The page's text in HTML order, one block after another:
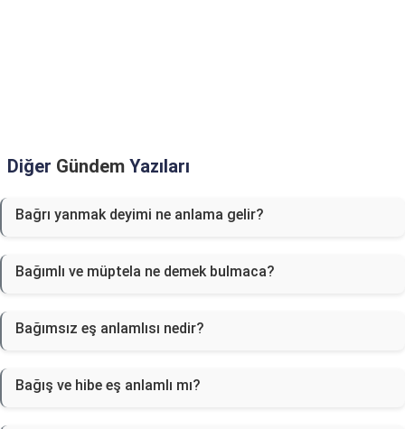
Diğer Gündem Yazıları
Bağrı yanmak deyimi ne anlama gelir?
Bağımlı ve müptela ne demek bulmaca?
Bağımsız eş anlamlısı nedir?
Bağış ve hibe eş anlamlı mı?